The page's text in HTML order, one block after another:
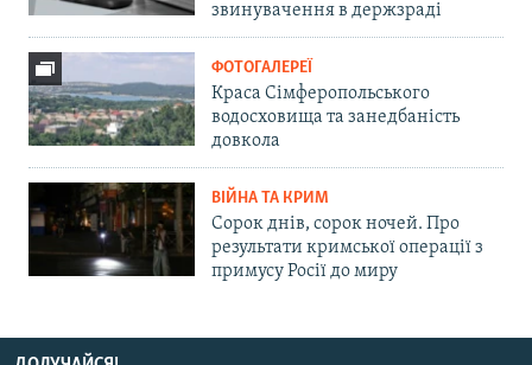
звинувачення в держзраді
ФОТОГАЛЕРЕЇ
Краса Сімферопольського
водосховища та занедбаність
довкола
ВІЙНА ТА КРИМ
Сорок днів, сорок ночей. Про
результати кримської операції з
примусу Росії до миру